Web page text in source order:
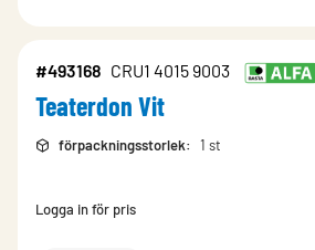
#493168 CRU1 4015 9003
Teaterdon Vit
förpackningsstorlek: 1 st
Logga in för pris